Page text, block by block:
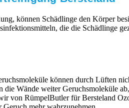
können Schädlinge den Körper
die die Schädlinge
können durch Lüften
Wände weiter Geruchsmoleküle
von RümpelButler für Bersteland